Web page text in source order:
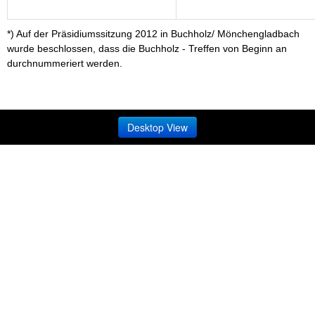
*) Auf der Präsidiumssitzung 2012 in Buchholz/ Mönchengladbach
wurde beschlossen, dass die Buchholz - Treffen von Beginn an
durchnummeriert werden.
Desktop View